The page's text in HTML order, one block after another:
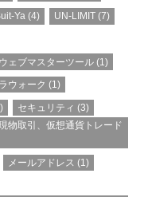
Ya (4) UN-LIMIT (7)
ウェブマスターツール(1)
ウォーク (1)
セキュリティ (3)
物取引、仮想通貨トレード
メールアドレス (1)